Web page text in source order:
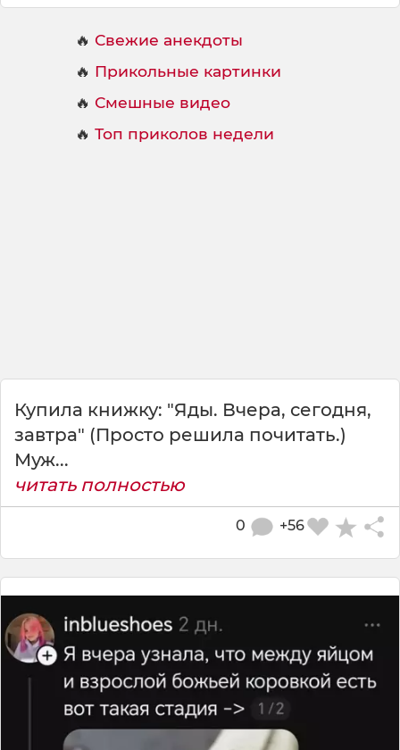
🔥 Свежие анекдоты
🔥 Прикольные картинки
🔥 Смешные видео
🔥 Топ приколов недели
Купила книжку: "Яды. Вчера, сегодня,
завтра" (Просто решила почитать.)
Муж...
читать полностью
+56
0